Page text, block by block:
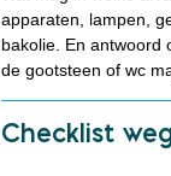
apparaten, lampen,
bakolie. En antwoord
de gootsteen of wc
Checklist